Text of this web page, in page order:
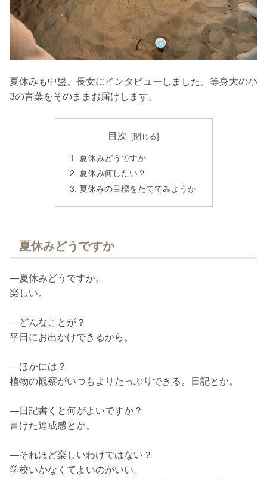
夏休みも中盤。長女にインタビューしました。等身大の小
3の言葉をそのままお届けします。
目次
夏休みどうですか
夏休み何したい？
夏休みの目標をたててみようか
夏休みどうですか
―夏休みどうですか。
楽しい。
―どんなことが？
平日にお出かけできるから。
―ほかには？
植物の観察がいつもよりたっぷりできる。日記とか。
―日記書くと何がよいですか？
書けた達成感とか。
―それほど楽しいわけではない？
学校いかなくてよいのがいい。